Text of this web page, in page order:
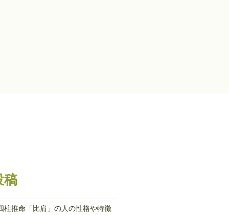
稿
柱推命「比肩」の人の性格や特徴